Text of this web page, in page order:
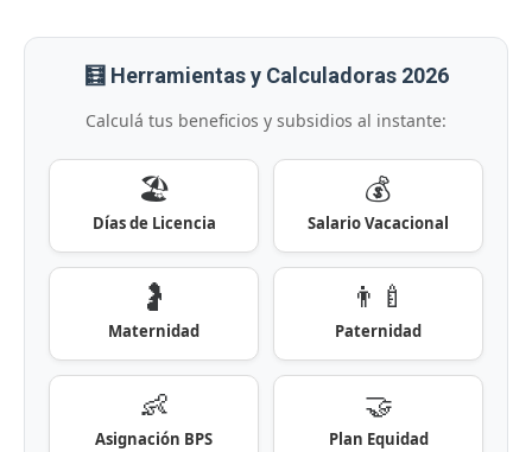
🧮 Herramientas y Calculadoras 2026
Calculá tus beneficios y subsidios al instante:
🏖️
Días de Licencia
💰
Salario Vacacional
🤰
Maternidad
👨‍🍼
Paternidad
👶
Asignación BPS
🤝
Plan Equidad